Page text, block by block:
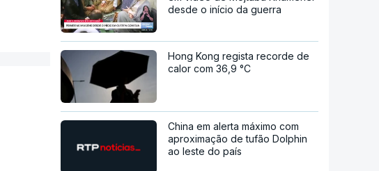
desde o início da guerra
Hong Kong regista recorde de
calor com 36,9 °C
China em alerta máximo com
aproximação de tufão Dolphin
ao leste do país